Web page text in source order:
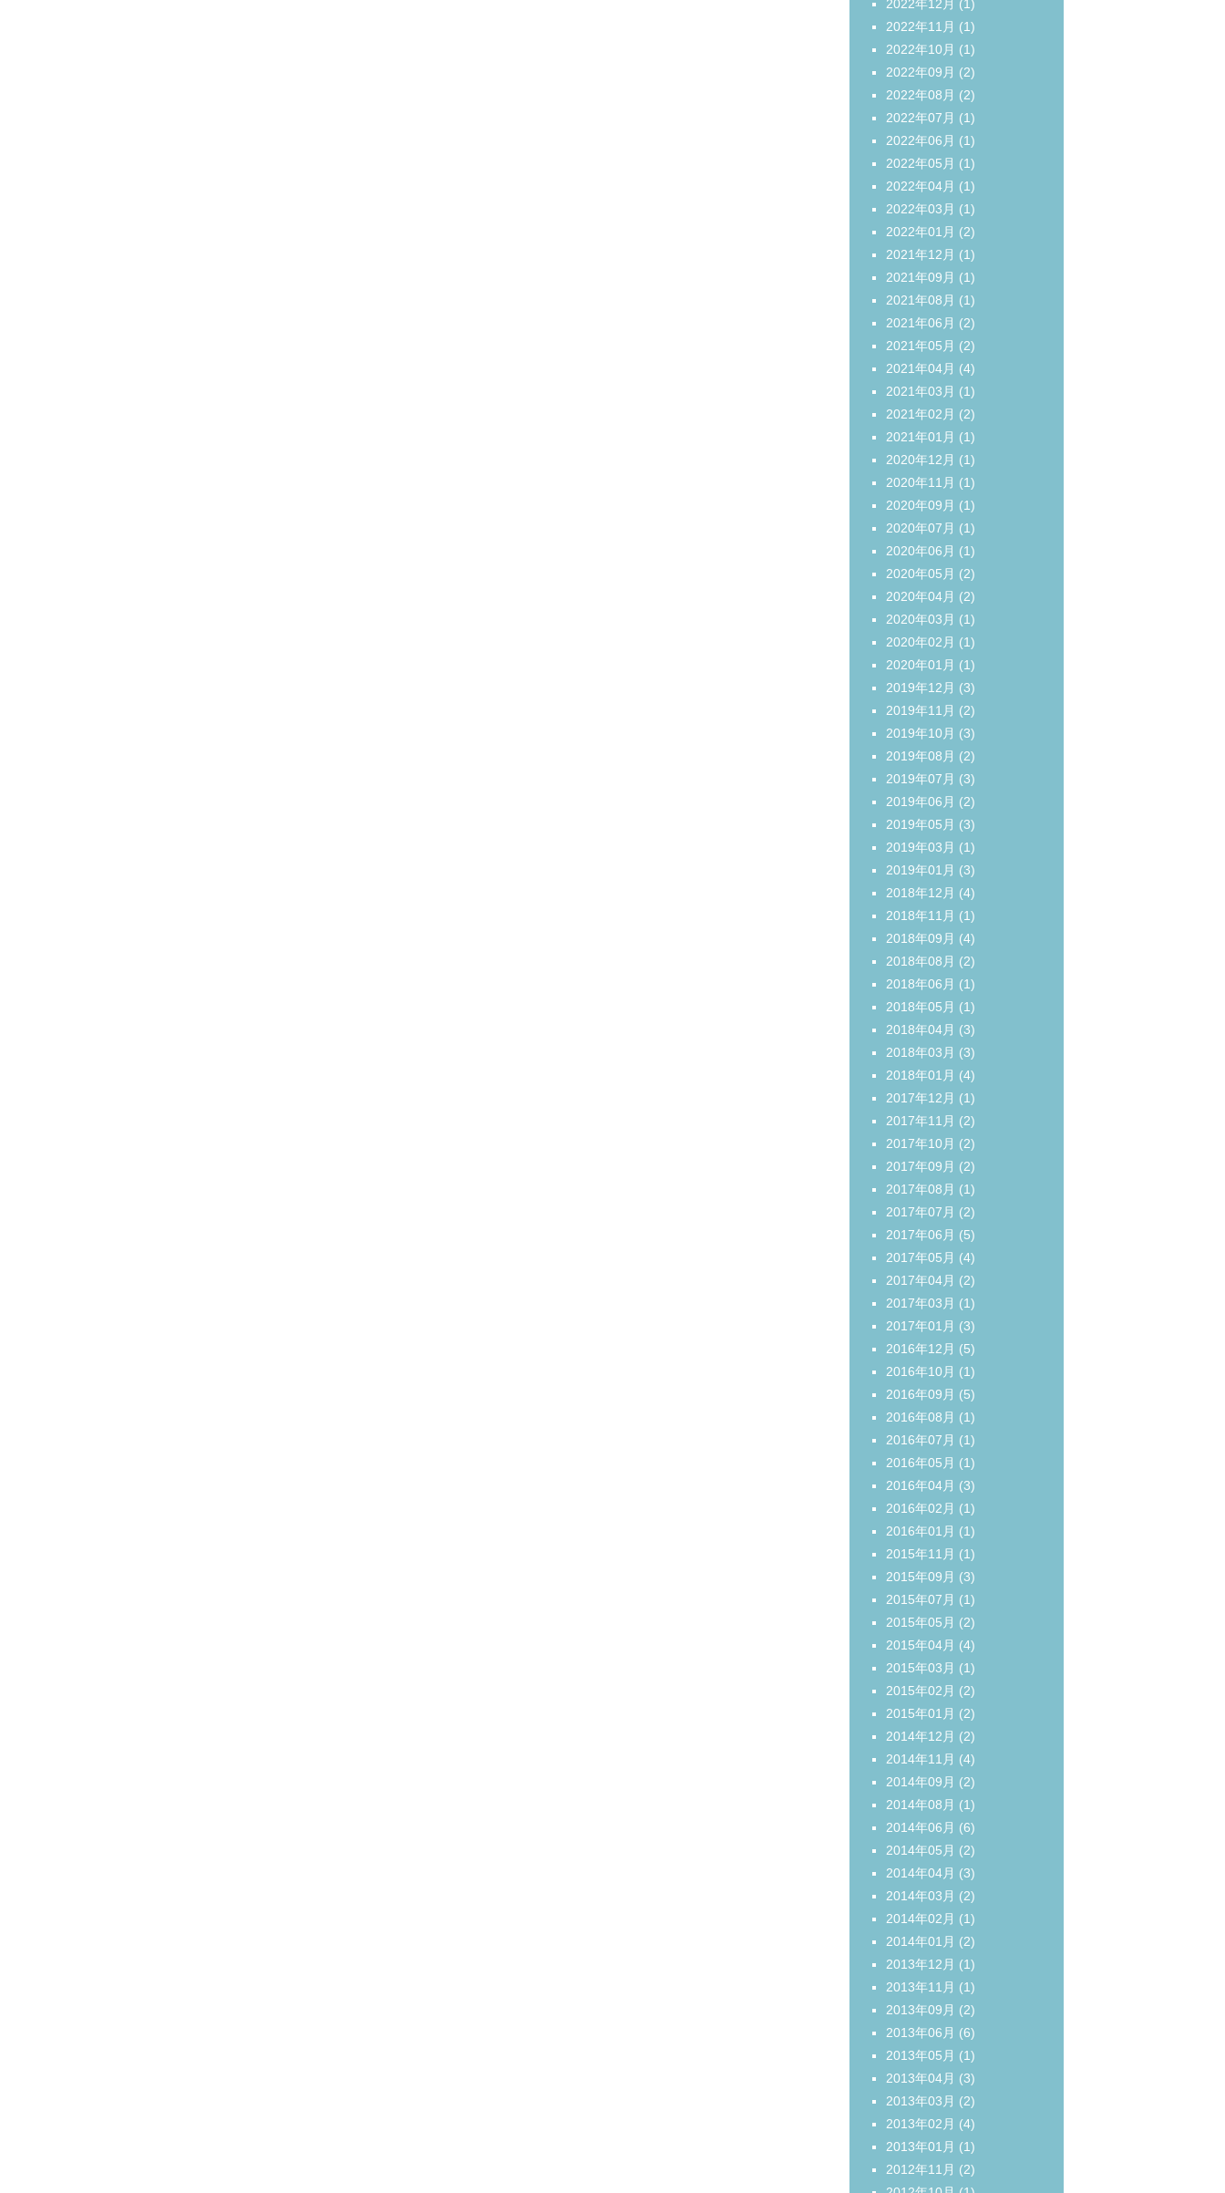
2022年12月 (1)
2022年11月 (1)
2022年10月 (1)
2022年09月 (2)
2022年08月 (2)
2022年07月 (1)
2022年06月 (1)
2022年05月 (1)
2022年04月 (1)
2022年03月 (1)
2022年01月 (2)
2021年12月 (1)
2021年09月 (1)
2021年08月 (1)
2021年06月 (2)
2021年05月 (2)
2021年04月 (4)
2021年03月 (1)
2021年02月 (2)
2021年01月 (1)
2020年12月 (1)
2020年11月 (1)
2020年09月 (1)
2020年07月 (1)
2020年06月 (1)
2020年05月 (2)
2020年04月 (2)
2020年03月 (1)
2020年02月 (1)
2020年01月 (1)
2019年12月 (3)
2019年11月 (2)
2019年10月 (3)
2019年08月 (2)
2019年07月 (3)
2019年06月 (2)
2019年05月 (3)
2019年03月 (1)
2019年01月 (3)
2018年12月 (4)
2018年11月 (1)
2018年09月 (4)
2018年08月 (2)
2018年06月 (1)
2018年05月 (1)
2018年04月 (3)
2018年03月 (3)
2018年01月 (4)
2017年12月 (1)
2017年11月 (2)
2017年10月 (2)
2017年09月 (2)
2017年08月 (1)
2017年07月 (2)
2017年06月 (5)
2017年05月 (4)
2017年04月 (2)
2017年03月 (1)
2017年01月 (3)
2016年12月 (5)
2016年10月 (1)
2016年09月 (5)
2016年08月 (1)
2016年07月 (1)
2016年05月 (1)
2016年04月 (3)
2016年02月 (1)
2016年01月 (1)
2015年11月 (1)
2015年09月 (3)
2015年07月 (1)
2015年05月 (2)
2015年04月 (4)
2015年03月 (1)
2015年02月 (2)
2015年01月 (2)
2014年12月 (2)
2014年11月 (4)
2014年09月 (2)
2014年08月 (1)
2014年06月 (6)
2014年05月 (2)
2014年04月 (3)
2014年03月 (2)
2014年02月 (1)
2014年01月 (2)
2013年12月 (1)
2013年11月 (1)
2013年09月 (2)
2013年06月 (6)
2013年05月 (1)
2013年04月 (3)
2013年03月 (2)
2013年02月 (4)
2013年01月 (1)
2012年11月 (2)